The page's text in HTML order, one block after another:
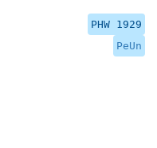
PHW 1929
PeUn